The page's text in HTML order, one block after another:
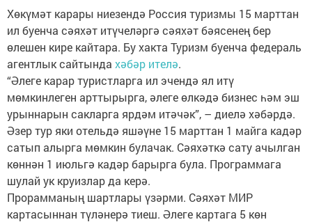
Хөкүмәт карары ниезендә Россия туризмы 15 марттан
ил буенча сәяхәт итүчеләргә сәяхәт бәясенең бер
өлешен кире кайтара. Бу хакта Туризм буенча федераль
агентлык сайтында хәбәр ителә.
“Әлеге карар туристларга ил эчендә ял итү
мөмкинлеген арттырырга, әлеге өлкәдә бизнес һәм эш
урыннарын сакларга ярдәм итәчәк”, – диелә хәбәрдә.
Әзер тур яки отельдә яшәүне 15 марттан 1 майга кадәр
сатып алырга мөмкин булачак. Сәяхәткә сату ачылган
көннән 1 июльгә кадәр барырга була. Программага
шулай ук круизлар да керә.
Прорамманың шартлары үзәрми. Сәяхәт МИР
картасыннан түләнерә тиеш. Әлеге картага 5 көн